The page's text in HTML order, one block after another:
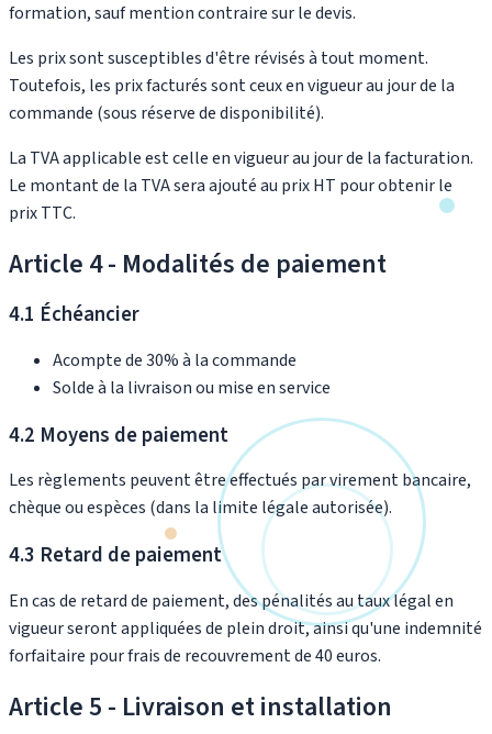
formation, sauf mention contraire sur le devis.
Les prix sont susceptibles d'être révisés à tout moment.
Toutefois, les prix facturés sont ceux en vigueur au jour de la
commande (sous réserve de disponibilité).
La TVA applicable est celle en vigueur au jour de la facturation.
Le montant de la TVA sera ajouté au prix HT pour obtenir le
prix TTC.
Article 4 - Modalités de paiement
4.1 Échéancier
Acompte de 30% à la commande
Solde à la livraison ou mise en service
4.2 Moyens de paiement
Les règlements peuvent être effectués par virement bancaire,
chèque ou espèces (dans la limite légale autorisée).
4.3 Retard de paiement
En cas de retard de paiement, des pénalités au taux légal en
vigueur seront appliquées de plein droit, ainsi qu'une indemnité
forfaitaire pour frais de recouvrement de 40 euros.
Article 5 - Livraison et installation